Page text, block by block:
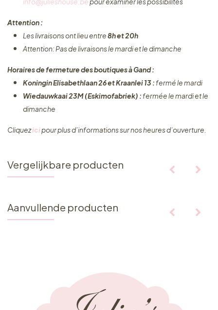
Attention :
Les livraisons ont lieu entre8h et 20h
Attention: Pas de livraisons le mardi et le dimanche
Horaires de fermeture des boutiques à Gand :
Koningin Elisabethlaan 26 et Kraanlei 13 :fermé le mardi
Wiedauwkaai 23M (Eskimofabriek) :fermée le mardi et le
dimanche
Cliquez ​icipour plus d’informations sur nos heures d’ouverture.
Vergelijkbare producten
Aanvullende producten